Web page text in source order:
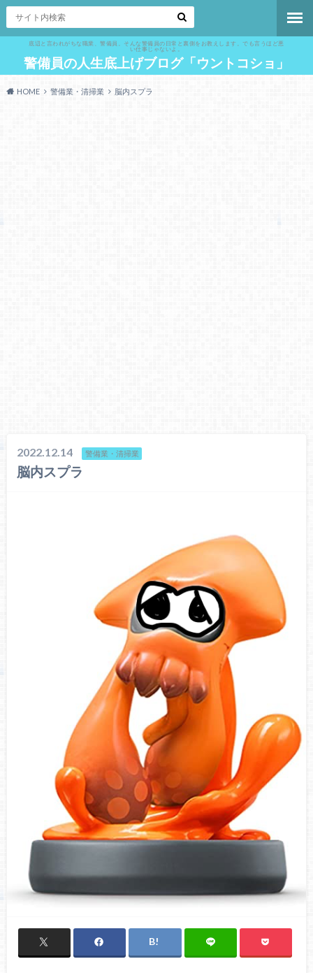
底辺と言われがちな職業、警備員。そんな警備員の日常と裏側をお教えします。でも言うほど悪
い仕事じゃないよ。
警備員の人生底上げブログ「ウントコショ」
HOME 警備業・清掃業 脳内スプラ
2022.12.14 警備業・清掃業
脳内スプラ